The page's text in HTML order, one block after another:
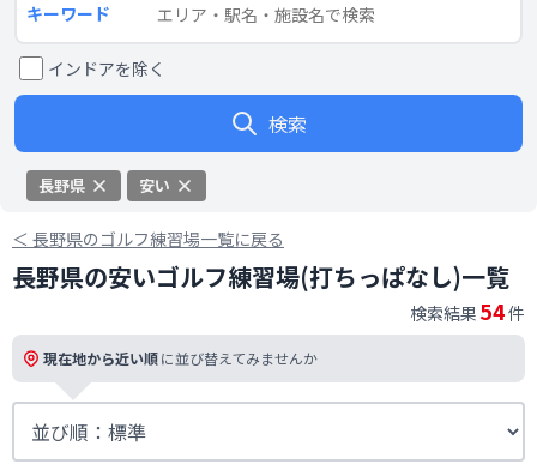
キーワード
インドアを除く
検索
長野県 安い
＜ 長野県のゴルフ練習場一覧に戻る
長野県の安いゴルフ練習場(打ちっぱなし)一覧
検索結果 54件
現在地から近い順に並び替えてみませんか